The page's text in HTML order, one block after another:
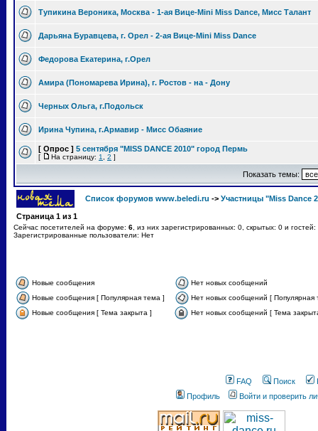
Тупикина Вероника, Москва - 1-ая Вице-Mini Miss Dance, Мисс Талант
Дарьяна Буравцева, г. Орел - 2-ая Вице-Mini Miss Dance
Федорова Екатерина, г.Орел
Амира (Пономарева Ирина), г. Ростов - на - Дону
Черных Ольга, г.Подольск
Ирина Чупина, г.Армавир - Мисс Обаяние
[ Опрос ] 5 сентября "MISS DANCE 2010" город Пермь
[ На страницу: 1 2 ]
Показать темы:
Список форумов www.beledi.ru -> Участницы "Miss Dance
Страница 1 из 1
Сейчас посетителей на форуме: 6 , из них зарегистрированных: 0, скрытых: 0 и
Зарегистрированные пользователи: Нет
Новые сообщения
Нет новых сообщений
Новые сообщения [ Популярная тема ]
Нет новых сообщений [ Популярная
Новые сообщения [ Тема закрыта ]
Нет новых сообщений [ Тема
FAQ Поиск
Профиль
Войти и проверить